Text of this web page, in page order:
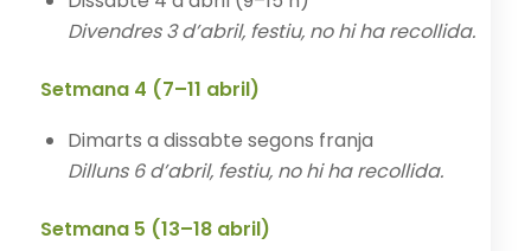
Divendres 3 d’abril, festiu, no hi ha recollida.
Setmana 4 (7–11 abril)
Dimarts a dissabte segons franja
Dilluns 6 d’abril, festiu, no hi ha recollida.
Setmana 5 (13–18 abril)